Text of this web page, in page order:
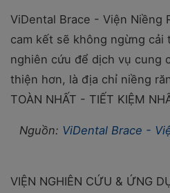
ViDental Brace - Viện Niềng
cam kết sẽ không ngừng cải
nghiên cứu để dịch vụ cung
thiện hơn, là địa chỉ niềng
TOÀN NHẤT - TIẾT KIỆM
Nguồn: ViDental Brace -
VIỆN NGHIÊN CỨU & ỨNG